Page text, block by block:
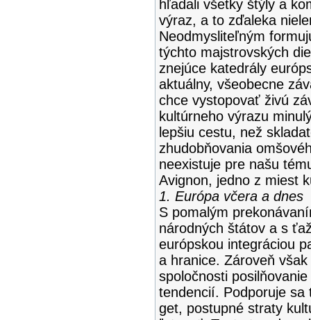
hľadali všetky štýly a
výraz, a to zďaleka
Neodmysliteľným
týchto majstrovských
znejúce katedrály
aktuálny, všeobecne
chce vystopovať živú
kultúrneho výrazu
lepšiu cestu, než
zhudobňovania
neexistuje pre našu
Avignon, jedno z miest
1. Európa včera a dnes
S pomalým
národných štátov a s
európskou integráciou
a hranice. Zároveň
spoločnosti
tendencií. Podporuje
get, postupné straty